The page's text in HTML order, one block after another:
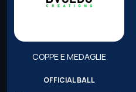
COPPE E MEDAGLIE
OFFICIAL BALL